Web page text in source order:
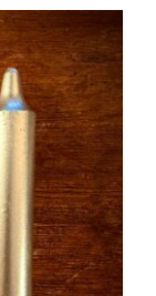
DETTAGLI